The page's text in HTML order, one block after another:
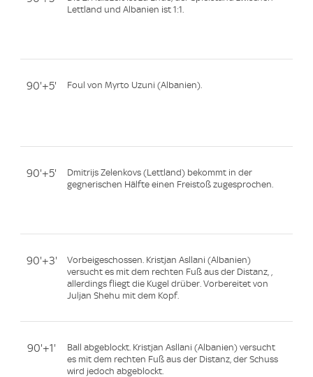
Lettland und Albanien ist 1:1.
90'+5' Foul von Myrto Uzuni (Albanien).
90'+5'
Dmitrijs Zelenkovs (Lettland) bekommt in der
gegnerischen Hälfte einen Freistoß zugesprochen.
90'+3'
Vorbeigeschossen. Kristjan Asllani (Albanien)
versucht es mit dem rechten Fuß aus der Distanz, ,
allerdings fliegt die Kugel drüber. Vorbereitet von
Juljan Shehu mit dem Kopf.
90'+1'
Ball abgeblockt. Kristjan Asllani (Albanien) versucht
es mit dem rechten Fuß aus der Distanz, der Schuss
wird jedoch abgeblockt.